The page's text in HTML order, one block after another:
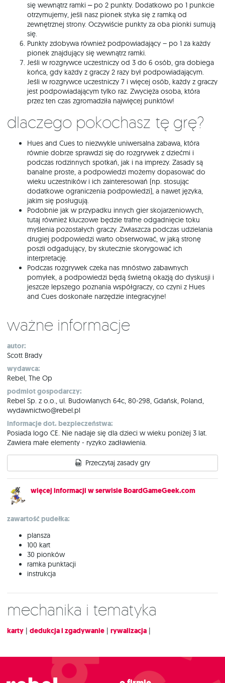
się wewnątrz ramki –po 2 punkty. Dodatkowo po 1 punkcie
otrzymujemy, jeśli nasz pionek styka się z ramką od
zewnętrznej strony. Oczywiście punkty za oba pionki sumują
się.
Punkty zdobywa również podpowiadający – po 1 za każdy
pionek znajdujący się wewnątrz ramki.
Jeśli w rozgrywce uczestniczy od 3 do 6 osób, gra dobiega
końca, gdy każdy z graczy 2 razy był podpowiadającym.
Jeśli w rozgrywce uczestniczy 7 i więcej osób, każdy z graczy
jest podpowiadającym tylko raz. Zwycięża osoba, która
przez ten czas zgromadziła najwięcej punktów!
Dlaczego pokochasz tę grę?
Hues and Cues to niezwykle uniwersalna zabawa, która
równie dobrze sprawdzi się do rozgrywek z dziećmi i
podczas rodzinnych spotkań, jak i na imprezy. Zasady są
banalne proste, a podpowiedzi możemy dopasować do
wieku uczestników i ich zainteresowań (np. stosując
dodatkowe ograniczenia podpowiedzi), a nawet języka,
jakim się posługują.
Podobnie jak w przypadku innych gier skojarzeniowych,
tutaj również kluczowe będzie trafne odgadnięcie toku
myślenia pozostałych graczy. Zwłaszcza podczas udzielania
drugiej podpowiedzi warto obserwować, w jaką stronę
poszli odgadujący, by skutecznie skorygować ich
interpretację.
Podczas rozgrywek czeka nas mnóstwo zabawnych
pomyłek, a podpowiedzi będą świetną okazją do dyskusji i
jeszcze lepszego poznania współgraczy, co czyni z Hues
and Cues doskonałe narzędzie integracyjne!
Ważne informacje
autor:
Scott Brady
wydawca:
Rebel, The Op
podmiot gospodarczy:
Rebel Sp. z o.o., ul. Budowlanych 64c, 80-298, Gdańsk, Poland,
wydawnictwo@rebel.pl
informacje dot. bezpieczeństwa:
Posiada logo CE. Nie nadaje się dla dzieci w wieku poniżej 3 lat.
Zawiera małe elementy - ryzyko zadławienia.
Przeczytaj zasady gry
więcej informacji w serwisie BoardGameGeek.com
zawartość pudełka:
plansza
100 kart
30 pionków
ramka punktacji
instrukcja
Mechanika i tematyka
karty | dedukcja i zgadywanie | rywalizacja |